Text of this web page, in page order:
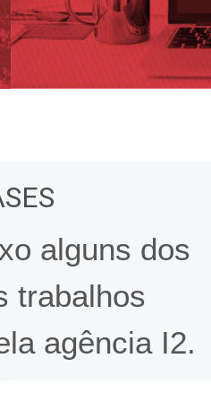
alguns dos
trabalhos
agência I2.